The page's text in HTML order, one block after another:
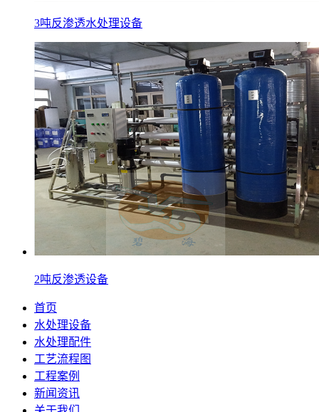
3吨反渗透水处理设备
2吨反渗透设备
首页
水处理设备
水处理配件
工艺流程图
工程案例
新闻资讯